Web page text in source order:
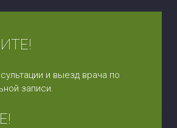
и выезд врача по
записи.